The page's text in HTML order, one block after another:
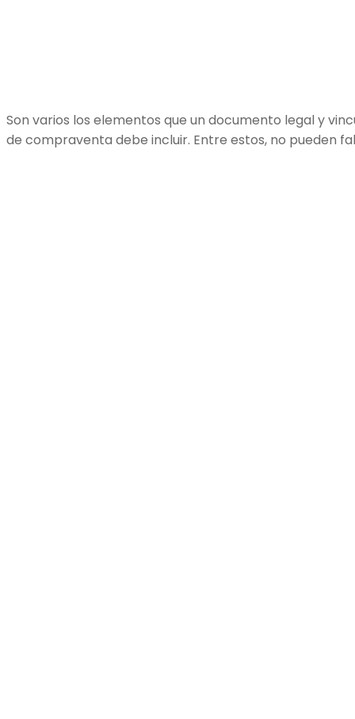
Son varios los elementos que un documento legal y
de compraventa debe incluir. Entre estos, no pueden